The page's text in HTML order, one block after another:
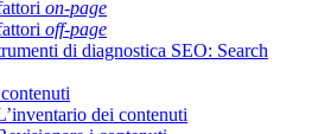
on-page
off-page
di diagnostica SEO: Search
dei contenuti